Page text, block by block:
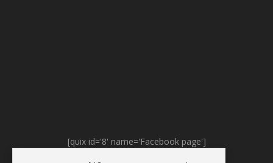
[quix id='8' name='Facebook page']